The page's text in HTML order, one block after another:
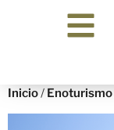
Inicio/ Enoturismo